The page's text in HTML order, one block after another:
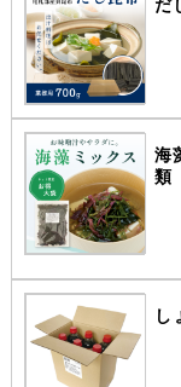
だ
海
類